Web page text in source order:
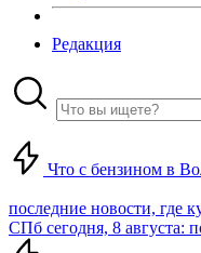
Редакция
Что с бензином в
последние новости, где
СПб сегодня, 8 августа: